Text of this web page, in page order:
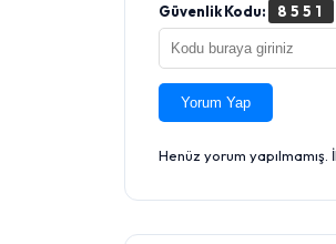
Güvenlik Kodu: 8551
Yorum Yap
Henüz yorum yapılmamış.